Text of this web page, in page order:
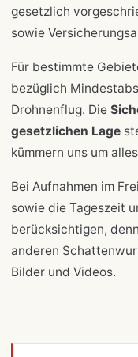
gesetzlich
sowie
Für bestimmte
bezüglich
Drohnenflug. Die
gesetzlichen Lage
kümmern uns um
Bei Aufnahmen im
sowie die Tageszeit
berücksichtigen,
anderen
Bilder und Videos.